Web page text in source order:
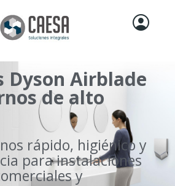
Dyson Airblade
de alto
rápido, higiénico y
para instalaciones
y
para manejo y
de fluidos
y control de fluidos